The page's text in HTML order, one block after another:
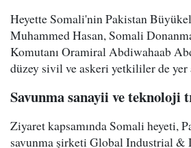
Heyette Somali'nin Pakistan
Muhammed Hasan, Somali
Komutanı Oramiral Abdiwahaab
düzey sivil ve askeri yetkililer de yer
Savunma sanayii ve teknoloji
Ziyaret kapsamında Somali heyeti,
savunma şirketi Global Industrial &